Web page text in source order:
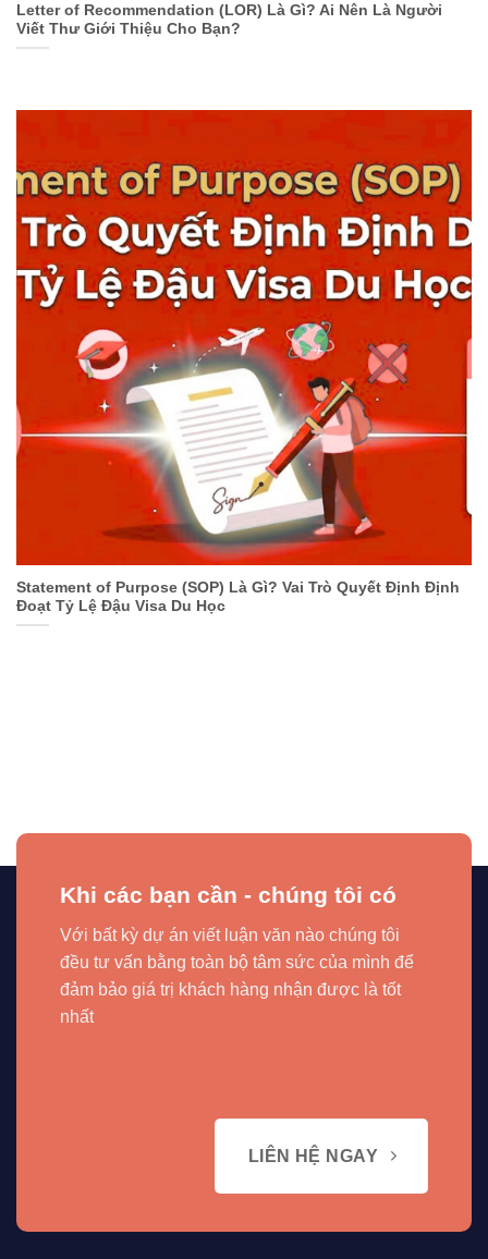
Letter of Recommendation (LOR) Là Gì? Ai Nên Là Người
Viết Thư Giới Thiệu Cho Bạn?
Statement of Purpose (SOP) Là Gì? Vai Trò Quyết Định Định
Đoạt Tỷ Lệ Đậu Visa Du Học
Khi các bạn cần - chúng tôi có
Với bất kỳ dự án viết luận văn nào chúng tôi
đều tư vấn bằng toàn bộ tâm sức của mình để
đảm bảo giá trị khách hàng nhận được là tốt
nhất
LIÊN HỆ NGAY